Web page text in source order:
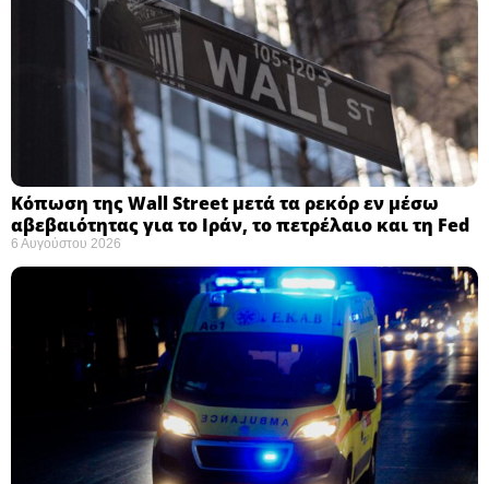
Κόπωση της Wall Street μετά τα ρεκόρ εν μέσω
αβεβαιότητας για το Ιράν, το πετρέλαιο και τη Fed
6 Αυγούστου 2026